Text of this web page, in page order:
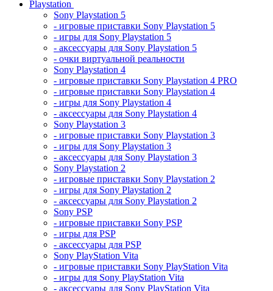
Playstation
Sony Playstation 5
- игровые приставки Sony Playstation 5
- игры для Sony Playstation 5
- аксессуары для Sony Playstation 5
- очки виртуальной реальности
Sony Playstation 4
- игровые приставки Sony Playstation 4 PRO
- игровые приставки Sony Playstation 4
- игры для Sony Playstation 4
- аксессуары для Sony Playstation 4
Sony Playstation 3
- игровые приставки Sony Playstation 3
- игры для Sony Playstation 3
- аксессуары для Sony Playstation 3
Sony Playstation 2
- игровые приставки Sony Playstation 2
- игры для Sony Playstation 2
- аксессуары для Sony Playstation 2
Sony PSP
- игровые приставки Sony PSP
- игры для PSP
- аксессуары для PSP
Sony PlayStation Vita
- игровые приставки Sony PlayStation Vita
- игры для Sony PlayStation Vita
- аксессуары для Sony PlayStation Vita